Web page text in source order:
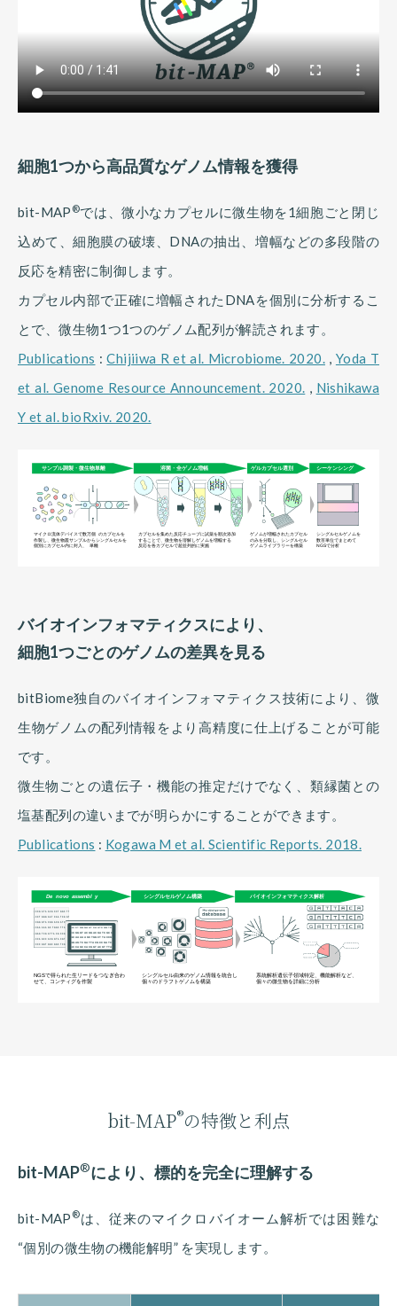
細胞1つから高品質なゲノム情報を獲得
bit-MAP ®では、微小なカプセルに微生物を1細胞ごと閉じ
込めて、細胞膜の破壊、DNAの抽出、増幅などの多段階の
反応を精密に制御します。
カプセル内部で正確に増幅されたDNAを個別に分析するこ
とで、微生物1つ1つのゲノム配列が解読されます。
Publications :Chijiiwa R et al. Microbiome. 2020., Yoda T
et al. Genome Resource Announcement. 2020. , Nishikawa
Y et al. bioRxiv. 2020.
バイオインフォマティクスにより、
細胞1つごとのゲノムの差異を見る
bitBiome独自のバイオインフォマティクス技術により、微
生物ゲノムの配列情報をより高精度に仕上げることが可能
です。
微生物ごとの遺伝子・機能の推定だけでなく、類縁菌との
塩基配列の違いまでが明らかにすることができます。
Publications : Kogawa M et al. Scientific Reports. 2018.
bit-MAP®の特徴と利点
bit-MAP®により、標的を完全に理解する
bit-MAP ®は、従来のマイクロバイオーム解析では困難な
“個別の微生物の機能解明” を実現します。